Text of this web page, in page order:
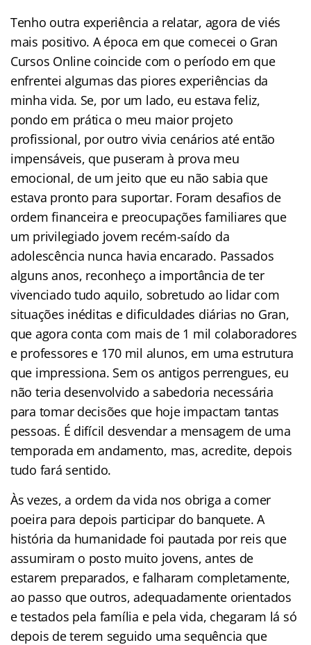
Tenho outra experiência a relatar, agora de viés
mais positivo. A época em que comecei o Gran
Cursos Online coincide com o período em que
enfrentei algumas das piores experiências da
minha vida. Se, por um lado, eu estava feliz,
pondo em prática o meu maior projeto
profissional, por outro vivia cenários até então
impensáveis, que puseram à prova meu
emocional, de um jeito que eu não sabia que
estava pronto para suportar. Foram desafios de
ordem financeira e preocupações familiares que
um privilegiado jovem recém-saído da
adolescência nunca havia encarado. Passados
alguns anos, reconheço a importância de ter
vivenciado tudo aquilo, sobretudo ao lidar com
situações inéditas e dificuldades diárias no Gran,
que agora conta com mais de 1 mil colaboradores
e professores e 170 mil alunos, em uma estrutura
que impressiona. Sem os antigos perrengues, eu
não teria desenvolvido a sabedoria necessária
para tomar decisões que hoje impactam tantas
pessoas. É difícil desvendar a mensagem de uma
temporada em andamento, mas, acredite, depois
tudo fará sentido.
Às vezes, a ordem da vida nos obriga a comer
poeira para depois participar do banquete. A
história da humanidade foi pautada por reis que
assumiram o posto muito jovens, antes de
estarem preparados, e falharam completamente,
ao passo que outros, adequadamente orientados
e testados pela família e pela vida, chegaram lá só
depois de terem seguido uma sequência que